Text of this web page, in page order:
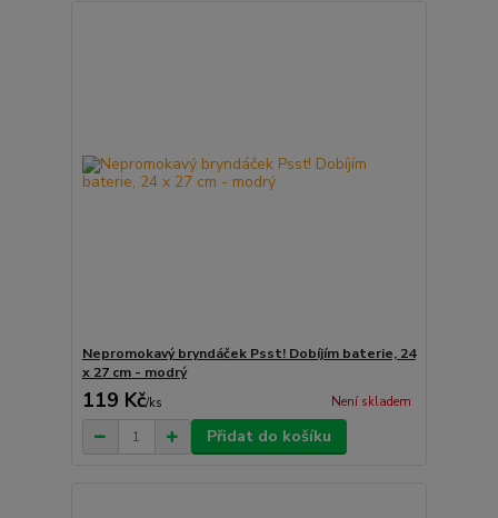
Nepromokavý bryndáček Psst! Dobíjím baterie, 24
x 27 cm - modrý
119 Kč/ks Není skladem
Přidat do košíku